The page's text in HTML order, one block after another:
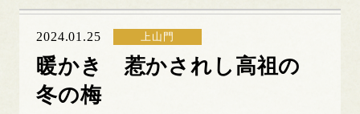
2024.01.25 上山門
暖かき 惹かされし高祖の
冬の梅